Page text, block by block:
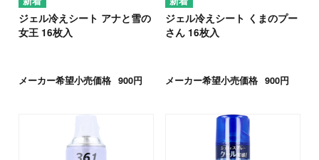
ジェル冷えシート アナと雪の
女王 16枚入
メーカー希望小売価格 900円
ジェル冷えシート くまのプー
さん 16枚入
メーカー希望小売価格 900円